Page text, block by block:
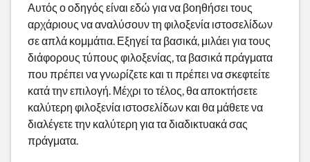
Αυτός ο οδηγός είναι εδώ για να βοηθήσει τους
αρχάριους να αναλύσουν τη φιλοξενία ιστοσελίδων
σε απλά κομμάτια. Εξηγεί τα βασικά, μιλάει για τους
διάφορους τύπους φιλοξενίας, τα βασικά πράγματα
που πρέπει να γνωρίζετε και τι πρέπει να σκεφτείτε
κατά την επιλογή. Μέχρι το τέλος, θα αποκτήσετε
καλύτερη φιλοξενία ιστοσελίδων και θα μάθετε να
διαλέγετε την καλύτερη για τα διαδικτυακά σας
πράγματα.